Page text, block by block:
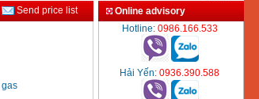
Send price list
Online advisory
Hotline: 0986.166.533
Hải Yến: 0936.390.588